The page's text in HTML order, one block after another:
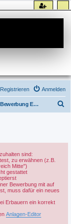
Anmelden
Registrieren
Bewerbung Erbauer
sind:
zu erwähnen (z.B.
Mitte")
gestattet
Bewerbung mit auf
muss dafür ein neues
Erbauern ein korrekt
Anlagen-Editor